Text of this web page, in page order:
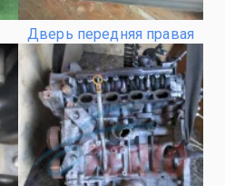
Дверь передняя правая